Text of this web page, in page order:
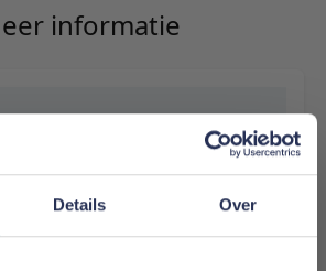
Details Over
informatie